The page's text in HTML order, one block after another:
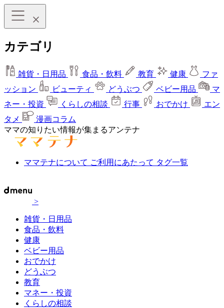
カテゴリ
雑貨・日用品 食品・飲料 教育 健康
ファ
ッション
ビューティ どうぶつ ベビー用品
マ
ネー・投資
くらしの相談 行事 おでかけ
エン
タメ
漫画コラム
ママの知りたい情報が集まるアンテナ
ママテナについて ご利用にあたって タグ一覧
>
雑貨・日用品
食品・飲料
健康
ベビー用品
おでかけ
どうぶつ
教育
マネー・投資
くらしの相談